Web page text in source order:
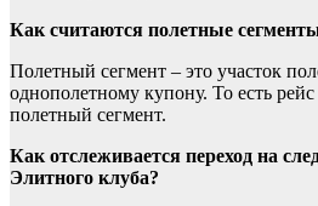
Как считаются полетные
Полетный сегмент – это участок
однополетному купону. То есть
полетный сегмент.
Как отслеживается переход на
Элитного клуба?